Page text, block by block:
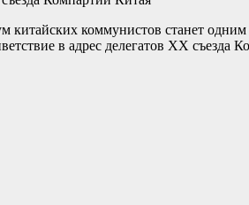
китайских коммунистов станет
в адрес делегатов ХХ съезда